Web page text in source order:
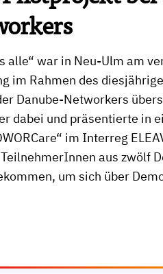
alle“ war in Neu-Ulm am
im Rahmen des
Danube-Networkers
dabei und präsentierte in
im Interreg
aus zwölf
um sich über